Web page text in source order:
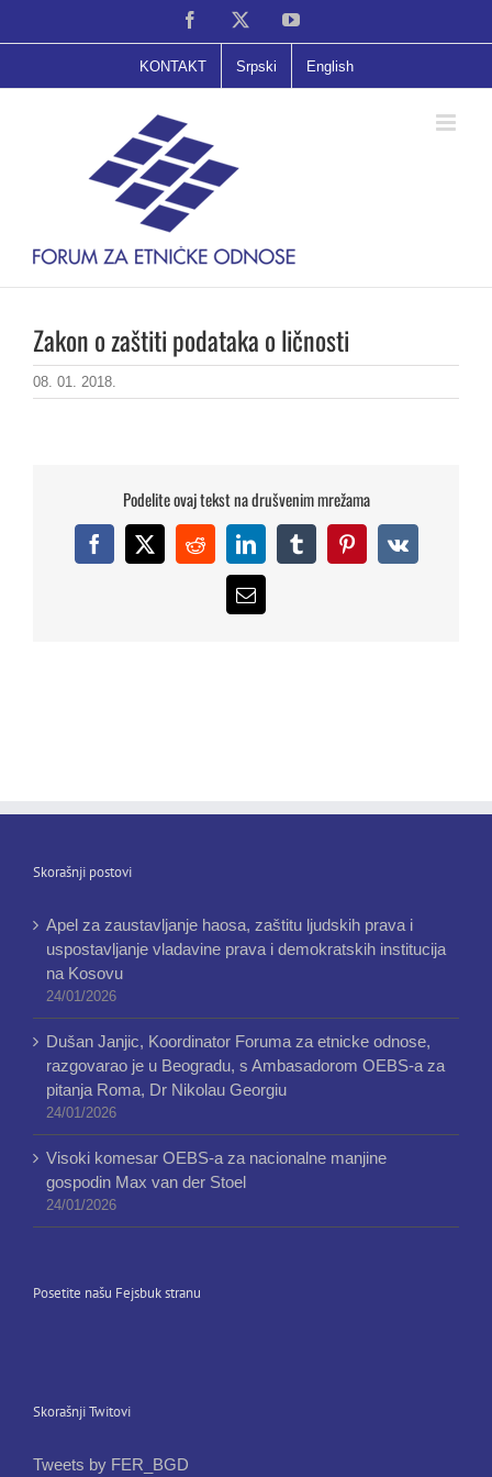
Facebook YouTube
KONTAKT Srpski English
Zakon o zaštiti podataka o ličnosti
08. 01. 2018.
Podelite ovaj tekst na drušvenim mrežama
Facebook
X RedditLinkedInTumblrPinterest
Vk
Email
Skorašnji postovi
Apel za zaustavljanje haosa, zaštitu ljudskih prava i
uspostavljanje vladavine prava i demokratskih institucija
na Kosovu
24/01/2026
Dušan Janjic, Koordinator Foruma za etnicke odnose,
razgovarao je u Beogradu, s Ambasadorom OEBS-a za
pitanja Roma, Dr Nikolau Georgiu
24/01/2026
Visoki komesar OEBS-a za nacionalne manjine
gospodin Max van der Stoel
24/01/2026
Posetite našu Fejsbuk stranu
Skorašnji Twitovi
Tweets by FER_BGD